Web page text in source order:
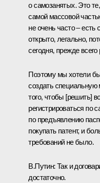
о самозанятых. Это
самой массовой
не очень часто – есть
открыто, легально,
сегодня, прежде
Поэтому мы хотели
создать
того, чтобы [решить]
регистрироваться по
по предъявлению
покупать патент, и
требований не было.
В.Путин: Так и
достаточно.